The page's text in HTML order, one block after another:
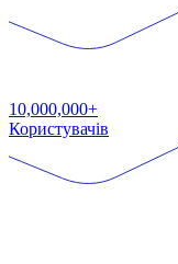
10,000,000+
Користувачів